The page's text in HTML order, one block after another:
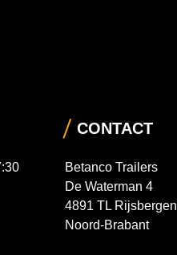
CONTACT
Betanco Trailers
De Waterman 4
4891 TL Rijsbergen
Noord-Brabant